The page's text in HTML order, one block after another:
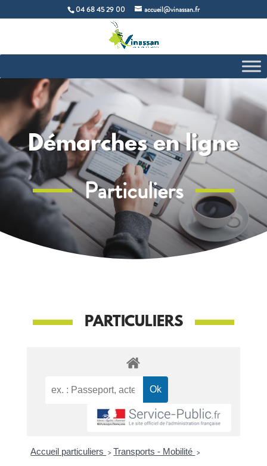
04 68 45 29 00 accueil@vinassan.fr
Démarches en ligne
Particuliers
PARTICULIERS
Accueil particuliers > Transports - Mobilité >